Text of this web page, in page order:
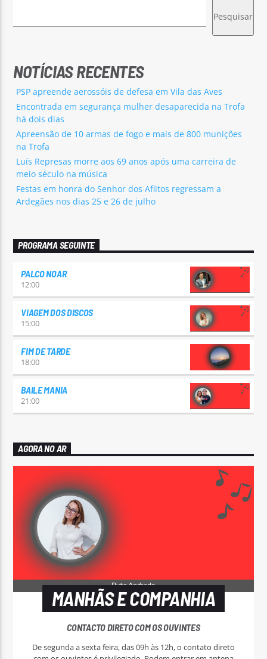
Pesquisar
NOTÍCIAS RECENTES
PSP apreende aerossóis de defesa em Vila das Aves
Encontrada em segurança mulher desaparecida na Trofa
há dois dias
Apreensão de 10 armas de fogo e mais de 800 munições
na Trofa
Luís Represas morre aos 69 anos após uma carreira de
meio século na música
Festas em honra do Senhor dos Aflitos regressam a
Ardegães nos dias 25 e 26 de julho
PROGRAMA SEGUINTE
PALCO NOAR
12:00
VIAGEM DOS DISCOS
15:00
FIM DE TARDE
18:00
BAILE MANIA
21:00
AGORA NO AR
MANHÃS E COMPANHIA
CONTACTO DIRETO COM OS OUVINTES
De segunda a sexta feira, das 09h às 12h, o contato direto